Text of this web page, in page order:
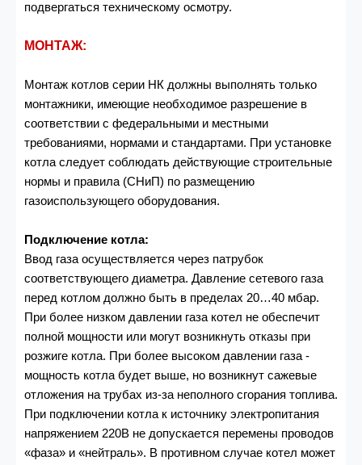
подвергаться техническому осмотру.
МОНТАЖ:
Монтаж котлов серии НК должны выполнять только
монтажники, имеющие необходимое разрешение в
соответствии с федеральными и местными
требованиями, нормами и стандартами. При установке
котла следует соблюдать действующие строительные
нормы и правила (СНиП) по размещению
газоиспользующего оборудования.
Подключение котла:
Ввод газа осуществляется через патрубок
соответствующего диаметра. Давление сетевого газа
перед котлом должно быть в пределах 20…40 мбар.
При более низком давлении газа котел не обеспечит
полной мощности или могут возникнуть отказы при
розжиге котла. При более высоком давлении газа -
мощность котла будет выше, но возникнут сажевые
отложения на трубах из-за неполного сгорания топлива.
При подключении котла к источнику электропитания
напряжением 220В не допускается перемены проводов
«фаза» и «нейтраль». В противном случае котел может